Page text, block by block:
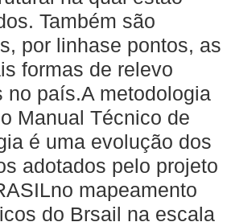
Também são
por linhase pontos, as
formas de relevo
no país.A metodologia
Manual Técnico de
é uma evolução dos
adotados pelo projeto
mapeamento
do Brsail na escala